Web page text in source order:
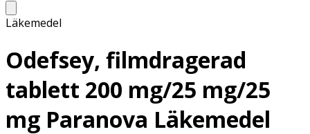
Läkemedel
Odefsey, filmdragerad
tablett 200 mg/25 mg/25
mg Paranova Läkemedel